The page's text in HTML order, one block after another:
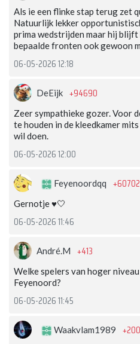
Als ie een flinke stap terug zet
Natuurlijk lekker
prima wedstrijden maar hij
bepaalde fronten ook gewoon
06-05-2026 12:18
DeEijk +94690
Zeer sympathieke gozer. Voor
te houden in de kleedkamer
wil doen.
06-05-2026 12:00
Feyenoordqq +60702
Gernotje ♥️🤍
06-05-2026 11:46
André.M +413
Welke spelers van hoger
Feyenoord?
06-05-2026 11:45
Waakvlam1989